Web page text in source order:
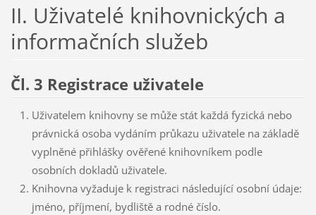
II. Uživatelé knihovnických a
informačních služeb
Čl. 3 Registrace uživatele
Uživatelem knihovny se může stát každá fyzická nebo
právnická osoba vydáním průkazu uživatele na základě
vyplněné přihlášky ověřené knihovníkem podle
osobních dokladů uživatele.
Knihovna vyžaduje k registraci následující osobní údaje:
jméno, příjmení, bydliště a rodné číslo.